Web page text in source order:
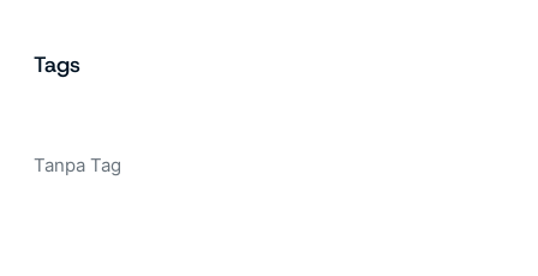
Tags
Tanpa Tag